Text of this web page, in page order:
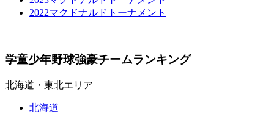
2022マクドナルドトーナメント
学童少年野球強豪チームランキング
北海道・東北エリア
北海道